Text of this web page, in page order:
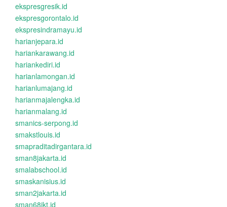
ekspresgresik.id
ekspresgorontalo.id
ekspresindramayu.id
harianjepara.id
hariankarawang.id
hariankediri.id
harianlamongan.id
harianlumajang.id
harianmajalengka.id
harianmalang.id
smanics-serpong.id
smakstlouis.id
smapraditadirgantara.id
sman8jakarta.id
smalabschool.id
smaskanisius.id
sman2jakarta.id
sman68jkt.id